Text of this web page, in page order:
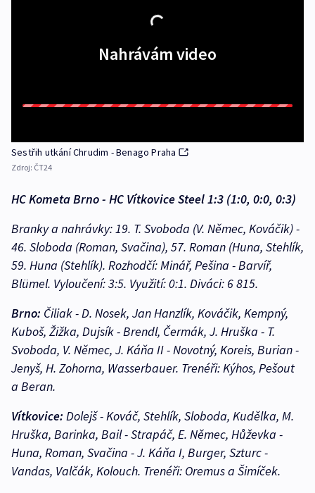
Nahrávám video
Sestřih utkání Chrudim - Benago Praha
Zdroj: ČT24
HC Kometa Brno - HC Vítkovice Steel 1:3 (1:0, 0:0, 0:3)
Branky a nahrávky: 19. T. Svoboda (V. Němec, Kováčik) -
46. Sloboda (Roman, Svačina), 57. Roman (Huna, Stehlík,
59. Huna (Stehlík). Rozhodčí: Minář, Pešina - Barvíř,
Blümel. Vyloučení: 3:5. Využití: 0:1. Diváci: 6 815.
Brno: Čiliak - D. Nosek, Jan Hanzlík, Kováčik, Kempný,
Kuboš, Žižka, Dujsík - Brendl, Čermák, J. Hruška - T.
Svoboda, V. Němec, J. Káňa II - Novotný, Koreis, Burian -
Jenyš, H. Zohorna, Wasserbauer. Trenéři: Kýhos, Pešout
a Beran.
Vítkovice: Dolejš - Kováč, Stehlík, Sloboda, Kudělka, M.
Hruška, Barinka, Bail - Strapáč, E. Němec, Hůževka -
Huna, Roman, Svačina - J. Káňa I, Burger, Szturc -
Vandas, Valčák, Kolouch. Trenéři: Oremus a Šimíček.